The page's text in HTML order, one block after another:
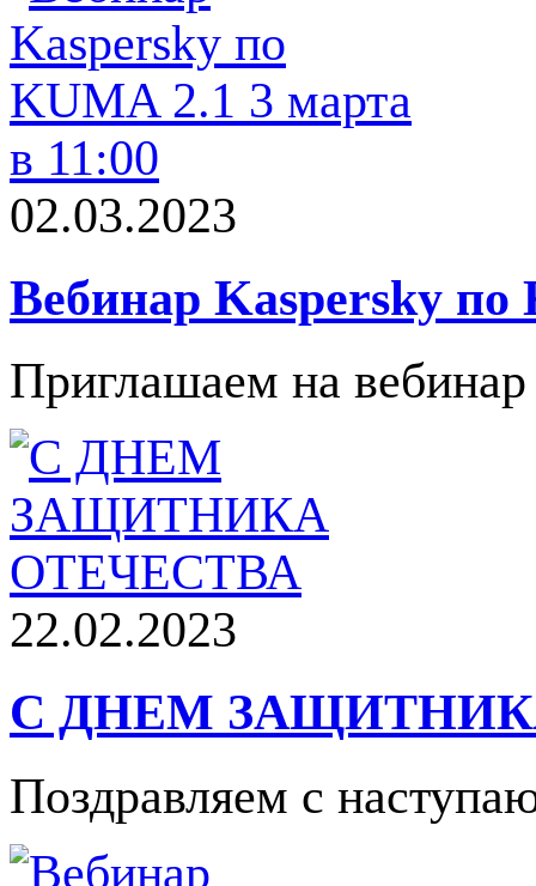
02.03.2023
Вебинар Kaspersky по
Приглашаем на
22.02.2023
С ДНЕМ
Поздравляем с